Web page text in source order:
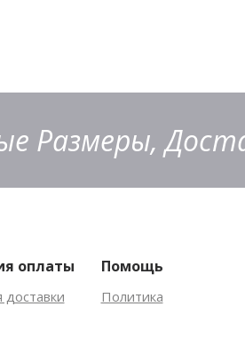
Размеры,
оплаты
доставки
Помощь
Политика